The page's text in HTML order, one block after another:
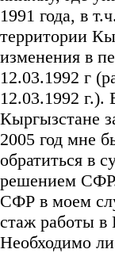
1991 года, в
территории
изменения в
12.03.1992 г
12.03.1992 г.).
Кыргызстане
2005 год мне
обратиться в
решением
СФР в моем
стаж работы в
Необходимо